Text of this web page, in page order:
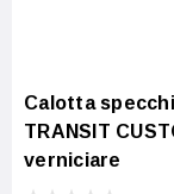
Calotta
TRANSIT
verniciare